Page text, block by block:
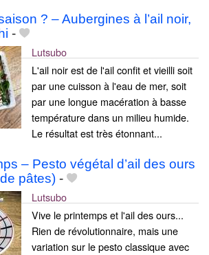
? – Aubergines à l’ail noir,
-
Lutsubo
L'ail noir est de l'ail confit et vieilli soit
par une cuisson à l'eau de mer, soit
par une longue macération à basse
température dans un milieu humide.
Le résultat est très étonnant...
– Pesto végétal d’ail des ours
pâtes) -
Lutsubo
Vive le printemps et l'ail des ours...
Rien de révolutionnaire, mais une
variation sur le pesto classique avec